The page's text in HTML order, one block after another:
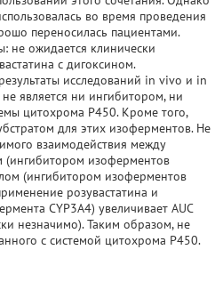
во время проведения
переносилась пациентами.
не ожидается клинически
с дигоксином.
исследований in vivo и in
является ни ингибитором, ни
цитохрома Р450. Кроме того,
для этих изоферментов. Не
взаимодействия между
(ингибитором изоферментов
(ингибитором изоферментов
розувастатина и
CYP3A4) увеличивает AUC
незначимо). Таким образом, не
с системой цитохрома Р450.